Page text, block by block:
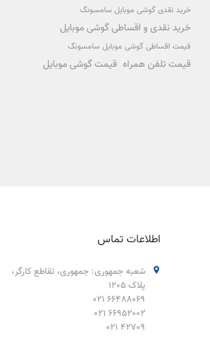
خرید نقدی گوشی موبایل سامسونگ
خرید نقدی و اقساطی گوشی موبایل
قیمت اقساطی گوشی موبایل سامسونگ
قیمت تلفن همراه قیمت گوشی موبایل
اطلاعات تماس
شعبه جمهوری: جمهوری، تقاطع کارگر،
پلاک 1205
66488069 021
66952002 021
42709 021